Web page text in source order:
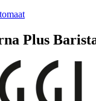
Plus